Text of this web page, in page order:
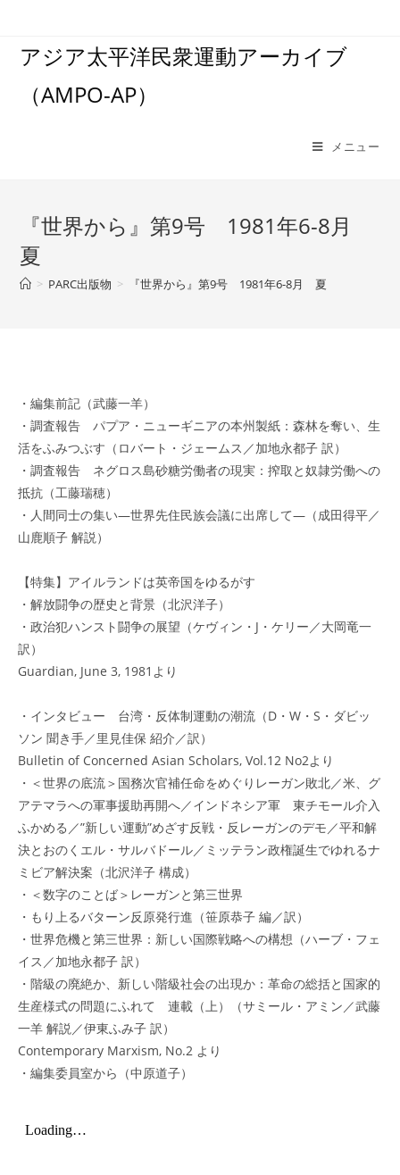
アジア太平洋民衆運動アーカイブ
（AMPO-AP）
メニュー
『世界から』第9号 1981年6-8月
夏
> PARC出版物 > 『世界から』第9号 1981年6-8月 夏
・編集前記（武藤一羊）
・調査報告 パプア・ニューギニアの本州製紙：森林を奪い、生
活をふみつぶす（ロバート・ジェームス／加地永都子 訳）
・調査報告 ネグロス島砂糖労働者の現実：搾取と奴隷労働への
抵抗（工藤瑞穂）
・人間同士の集い―世界先住民族会議に出席して―（成田得平／
山鹿順子 解説）
【特集】アイルランドは英帝国をゆるがす
・解放闘争の歴史と背景（北沢洋子）
・政治犯ハンスト闘争の展望（ケヴィン・J・ケリー／大岡竜一
訳）
Guardian, June 3, 1981より
・インタビュー 台湾・反体制運動の潮流（D・W・S・ダビッ
ソン 聞き手／里見佳保 紹介／訳）
Bulletin of Concerned Asian Scholars, Vol.12 No2より
・＜世界の底流＞国務次官補任命をめぐりレーガン敗北／米、グ
アテマラへの軍事援助再開へ／インドネシア軍 東チモール介入
ふかめる／”新しい運動”めざす反戦・反レーガンのデモ／平和解
決とおのくエル・サルバドール／ミッテラン政権誕生でゆれるナ
ミビア解決案（北沢洋子 構成）
・＜数字のことば＞レーガンと第三世界
・もり上るバターン反原発行進（笹原恭子 編／訳）
・世界危機と第三世界：新しい国際戦略への構想（ハーブ・フェ
イス／加地永都子 訳）
・階級の廃絶か、新しい階級社会の出現か：革命の総括と国家的
生産様式の問題にふれて 連載（上）（サミール・アミン／武藤
一羊 解説／伊東ふみ子 訳）
Contemporary Marxism, No.2 より
・編集委員室から（中原道子）